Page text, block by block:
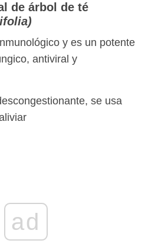
de árbol de té
y es un potente
antiviral y
se usa
ad